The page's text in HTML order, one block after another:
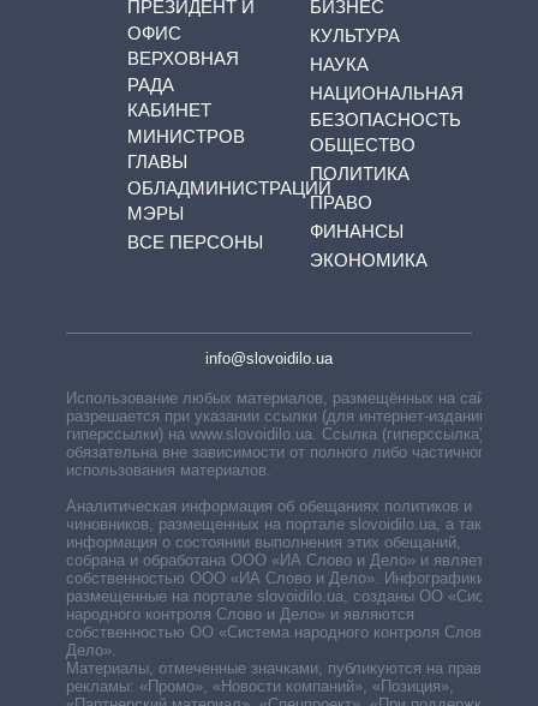
ПРЕЗИДЕНТ И
ОФИС
ВЕРХОВНАЯ
РАДА
КАБИНЕТ
МИНИСТРОВ
ГЛАВЫ
ОБЛАДМИНИСТРАЦИЙ
МЭРЫ
ВСЕ ПЕРСОНЫ
БИЗНЕС
КУЛЬТУРА
НАУКА
НАЦИОНАЛЬНАЯ
БЕЗОПАСНОСТЬ
ОБЩЕСТВО
ПОЛИТИКА
ПРАВО
ФИНАНСЫ
ЭКОНОМИКА
info@slovoidilo.ua
Использование любых материалов, размещённых на сайте,
разрешается при указании ссылки (для интернет-изданий —
гиперссылки) на www.slovoidilo.ua. Ссылка (гиперссылка)
обязательна вне зависимости от полного либо частичного
использования материалов.
Аналитическая информация об обещаниях политиков и
чиновников, размещенных на портале slovoidilo.ua, а также
информация о состоянии выполнения этих обещаний,
собрана и обработана ООО «ИА Слово и Дело» и является
собственностью ООО «ИА Слово и Дело». Инфографики,
размещенные на портале slovoidilo.ua, созданы ОО «Система
народного контроля Слово и Дело» и являются
собственностью ОО «Система народного контроля Слово и
Дело».
Материалы, отмеченные значками, публикуются на правах
рекламы: «Промо», «Новости компаний», «Позиция»,